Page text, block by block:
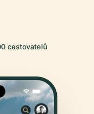
cestovatelů